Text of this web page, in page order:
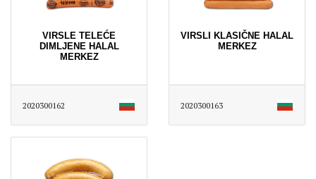
VIRSLE TELEĆE
DIMLJENE HALAL
MERKEZ
2020300162
VIRSLI KLASIČNE HALAL
MERKEZ
2020300163